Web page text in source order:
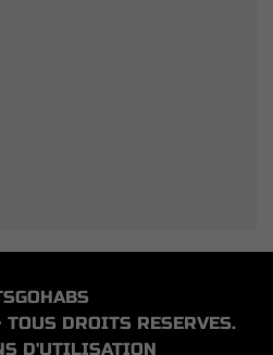
DROITS RESERVES.
D'UTILISATION